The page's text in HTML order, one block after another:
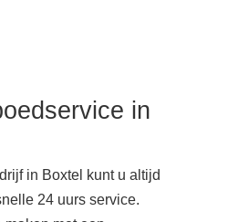
in
in Boxtel kunt u altijd
24 uurs service.